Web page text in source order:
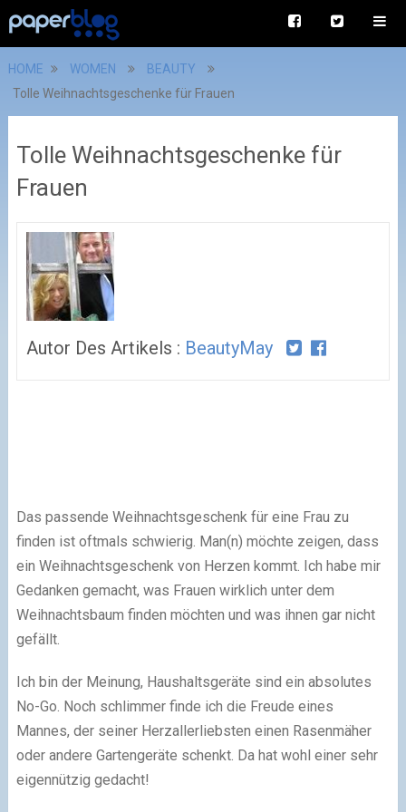
HOME WOMEN
BEAUTY
Tolle Weihnachtsgeschenke für Frauen
Tolle Weihnachtsgeschenke für
Frauen
Autor Des Artikels : BeautyMay
Das passende Weihnachtsgeschenk für eine Frau zu
finden ist oftmals schwierig. Man(n) möchte zeigen, dass
ein Weihnachtsgeschenk von Herzen kommt. Ich habe mir
Gedanken gemacht, was Frauen wirklich unter dem
Weihnachtsbaum finden möchten und was ihnen gar nicht
gefällt.
Ich bin der Meinung, Haushaltsgeräte sind ein absolutes
No-Go. Noch schlimmer finde ich die Freude eines
Mannes, der seiner Herzallerliebsten einen Rasenmäher
oder andere Gartengeräte schenkt. Da hat wohl einer sehr
eigennützig gedacht!